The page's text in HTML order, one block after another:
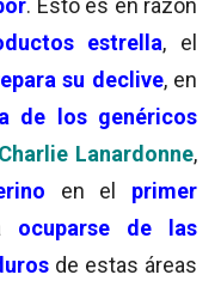
estrella, el
su declive, en
de los genéricos
Charlie Lanardonne,
en el primer
ocuparse de las
de estas áreas